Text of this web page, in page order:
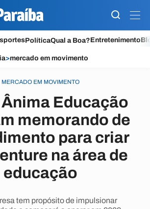
PolíticaQual a Boa?Entretenimento
>mercado em movimento
MERCADO EM MOVIMENTO
Educação
memorando de
para criar
na área de
educação
tem propósito de impulsionar